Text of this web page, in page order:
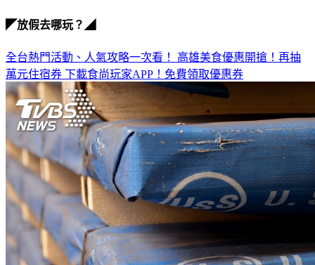
◤放假去哪玩？◢
全台熱門活動、人氣攻略一次看！ 高雄美食優惠開搶！再抽
萬元住宿券 下載食尚玩家APP！免費領取優惠券